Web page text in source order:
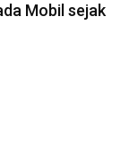
Mobil sejak